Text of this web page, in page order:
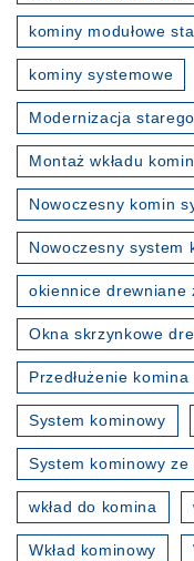
kominy modułowe
kominy systemowe
Modernizacja
Montaż wkładu
Nowoczesny komin
Nowoczesny system
okiennice drewniane
Okna skrzynkowe
Przedłużenie komina
System kominowy
System kominowy ze
wkład do komina
Wkład kominowy